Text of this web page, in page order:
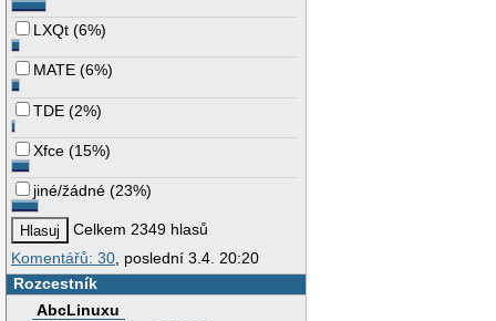
LXQt (6%)
MATE (6%)
TDE (2%)
Xfce (15%)
jiné/žádné (23%)
Celkem 2349 hlasů
Komentářů: 30 , poslední 3.4. 20:20
Rozcestník
AbcLinuxu